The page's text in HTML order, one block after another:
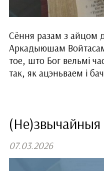
Сёння разам з айцом
Аркадыюшам
тое, што Бог вельмі
так, як ацэньваем і
07.03.2026